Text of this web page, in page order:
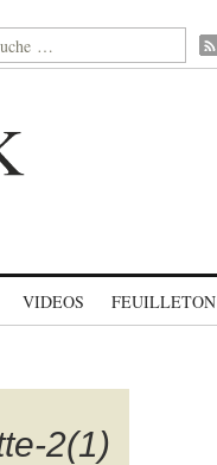
VIDEOS FEUILLETON
2(1)